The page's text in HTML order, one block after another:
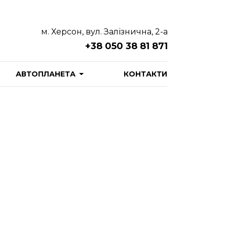
м. Херсон, вул. Залізнична, 2-а
+38 050 38 81 871
АВТОПЛАНЕТА КОНТАКТИ